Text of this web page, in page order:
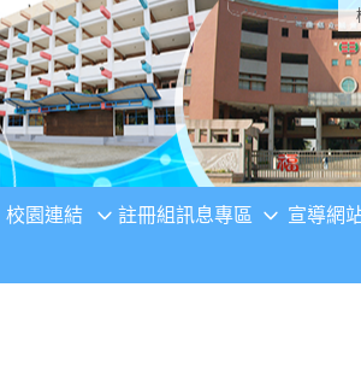
校園連結 註冊組訊息專區 宣導網